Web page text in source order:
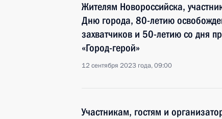
Жителям Новороссийска,
Дню города, 80-летию
захватчиков и 50-летию со дня
«Город-герой»
12 сентября 2023 года, 09:00
Участникам, гостям и